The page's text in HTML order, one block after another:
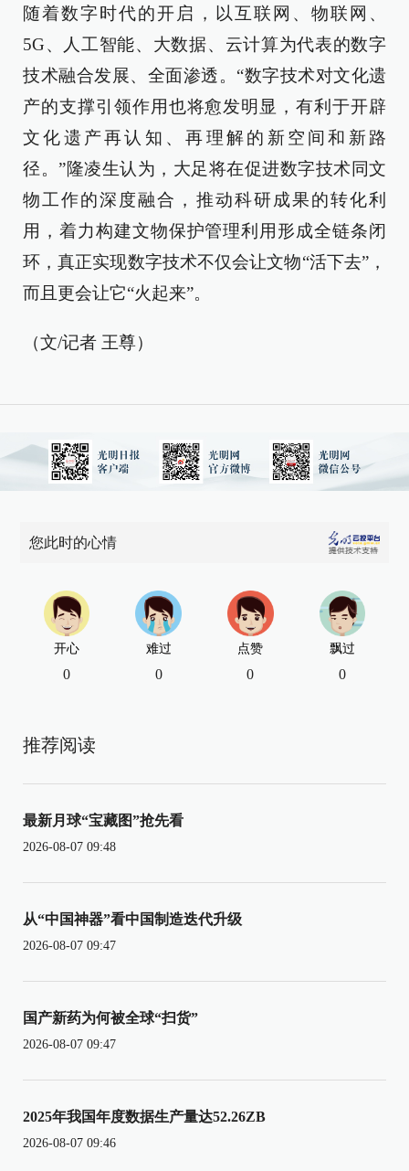
随着数字时代的开启，以互联网、物联网、
5G、人工智能、大数据、云计算为代表的数字
技术融合发展、全面渗透。“数字技术对文化遗
产的支撑引领作用也将愈发明显，有利于开辟
文化遗产再认知、再理解的新空间和新路
径。”隆凌生认为，大足将在促进数字技术同文
物工作的深度融合，推动科研成果的转化利
用，着力构建文物保护管理利用形成全链条闭
环，真正实现数字技术不仅会让文物“活下去”，
而且更会让它“火起来”。
（文/记者 王尊）
您此时的心情
开心
0
难过
0
点赞
0
飘过
0
推荐阅读
最新月球“宝藏图”抢先看
2026-08-07 09:48
从“中国神器”看中国制造迭代升级
2026-08-07 09:47
国产新药为何被全球“扫货”
2026-08-07 09:47
2025年我国年度数据生产量达52.26ZB
2026-08-07 09:46